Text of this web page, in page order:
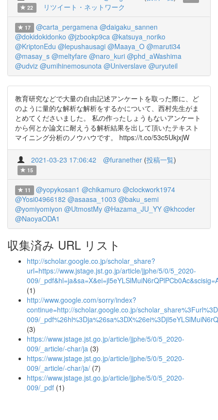
22
リツイート・ネットワーク
17 @carta_pergamena @daigaku_sannen
@dokidokidonko @jzbookp9ca @katsuya_noriko
@KriptonEdu @lepushausagi @Maaya_O @maruti34
@masay_s @meltyfare @naro_kuri @phd_aWashima
@udviz @umihinemosunota @Universlave @uryuteil
教育研究などで大量の自由記述アンケートを取った際に、ど
のように量的な解析な解析をするかについて、西村先生がま
とめてくださいました。 私の作ったしょうもないアンケート
から何とか論文に耐えうる解析結果を出して頂いたテキスト
マイニング分析のノウハウです。 https://t.co/53c5UkjxjW
2021-03-23 17:06:42 @furanether (投稿一覧)
15
11 @yopykosan1 @chikamuro @clockwork1974
@Yosi04966182 @asaasa_1003 @baku_semi
@yomiyomiyon @UtmostMy @Hazama_JU_YY @khcoder
@NaoyaODA1
収集済み URL リスト
http://scholar.google.co.jp/scholar_share?
url=https://www.jstage.jst.go.jp/article/jjphe/5/0/5_2020-
009/
(1)
http://www.google.com/sorry/index?
continue=http://scholar.google.co.jp/
009/
(3)
https://www.jstage.jst.go.jp/article/jjphe/5/0/5_2020-
009/_article/-char/ja (3)
https://www.jstage.jst.go.jp/article/jjphe/5/0/5_2020-
009/_article/-char/ja/ (7)
https://www.jstage.jst.go.jp/article/jjphe/5/0/5_2020-
009/_pdf (1)